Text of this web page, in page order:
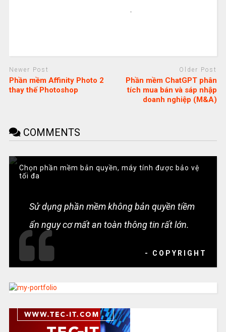
Newer Post
Phần mềm Affinity Photo 2
thay thế Photoshop
Older Post
Phần mềm ChatGPT phân
tích mua bán và sáp nhập
doanh nghiệp (M&A)
COMMENTS
Chọn phần mềm bản quyền, máy tính được bảo vệ
tối đa
Sử dụng phần mềm không bản quyền tiềm
ẩn nguy cơ mất an toàn thông tin rất lớn.
- COPYRIGHT